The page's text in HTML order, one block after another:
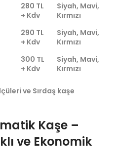
280 TL
+ Kdv
Siyah, Mavi,
Kırmızı
290 TL
+ Kdv
Siyah, Mavi,
Kırmızı
300 TL
+ Kdv
Siyah, Mavi,
Kırmızı
ve Sırdaş kaşe
Kaşe –
ve Ekonomik